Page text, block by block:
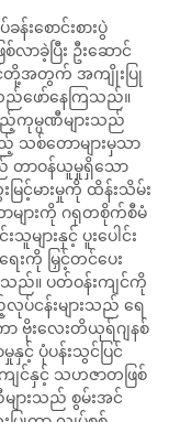
စောင်းစားပွဲ
ခဲ့ပြီး ဦးဆောင်
ျင်တို့အတွက် အကျိုးပြု
ဖော်နေကြသည်။
ကုမ္ပဏီများသည်
သစ်တောများမှသာ
ည် တာဝန်ယူမှုရှိသော
င့်မားမှုကို ထိန်းသိမ်း
ျားကို ဂရုတစိုက်စီမံ
ားနှင့် ပူးပေါင်း
းကို မြှင့်တင်ပေး
သည်။ ပတ်ဝန်းကျင်ကို
ပ်ငန်းများသည် ရေ
ာ ဗိုးလေးတိယုရ်ဂျနစ်
နှင့် ပုံပန်းသွင်ပြင်
င်နှင့် သဟဇာတဖြစ်
ျားသည် စွမ်းအင်